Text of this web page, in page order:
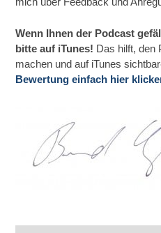
Wenn Ihnen der Podcast
bitte auf iTunes! Das hilft, den
machen und auf iTunes
Bewertung einfach hier